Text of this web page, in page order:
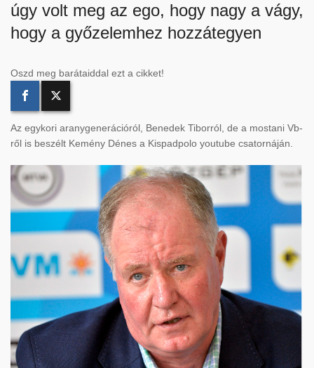
úgy volt meg az ego, hogy nagy a vágy,
hogy a győzelemhez hozzátegyen
Oszd meg barátaiddal ezt a cikket!
Az egykori aranygenerációról, Benedek Tiborról, de a mostani Vb-
ről is beszélt Kemény Dénes a Kispadpolo youtube csatornáján.